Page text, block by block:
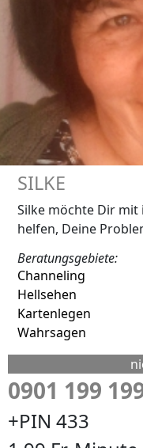
SILKE
Silke möchte Dir mit
helfen, Deine
Beratungsgebiete:
Channeling
Hellsehen
Kartenlegen
Wahrsagen
0901 199
+PIN 433